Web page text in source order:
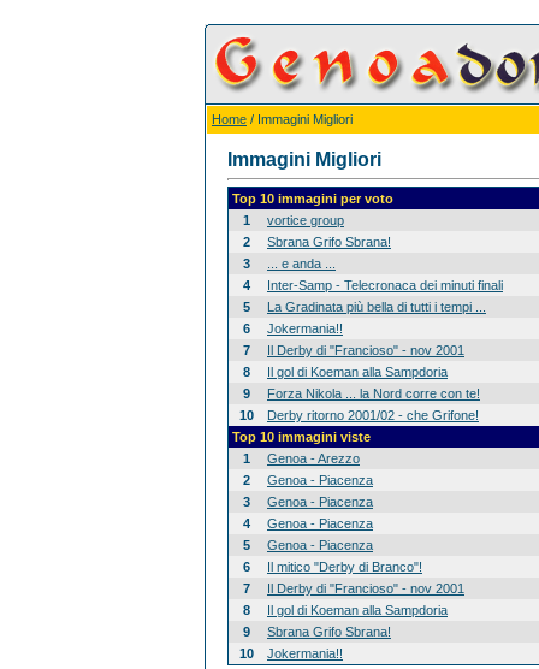
Home / Immagini Migliori
Immagini Migliori
Top 10 immagini per voto
1
vortice group
2
Sbrana Grifo Sbrana!
3
... e anda ...
4
Inter-Samp - Telecronaca dei minuti finali
5
La Gradinata più bella di tutti i tempi ...
6
Jokermania!!
7
Il Derby di "Francioso" - nov 2001
8
Il gol di Koeman alla Sampdoria
9
Forza Nikola ... la Nord corre con te!
10
Derby ritorno 2001/02 - che Grifone!
Top 10 immagini viste
1
Genoa - Arezzo
2
Genoa - Piacenza
3
Genoa - Piacenza
4
Genoa - Piacenza
5
Genoa - Piacenza
6
Il mitico "Derby di Branco"!
7
Il Derby di "Francioso" - nov 2001
8
Il gol di Koeman alla Sampdoria
9
Sbrana Grifo Sbrana!
10
Jokermania!!